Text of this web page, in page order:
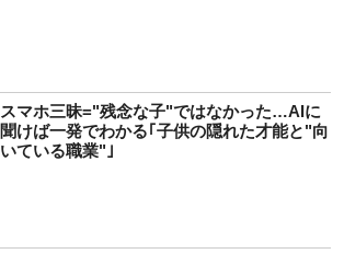
スマホ三昧="残念な子"ではなかった…AIに
聞けば一発でわかる｢子供の隠れた才能と"向
いている職業"｣